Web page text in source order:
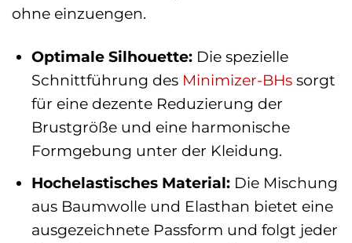
ohne einzuengen.
Optimale Silhouette:Die spezielle
Schnittführung des Minimizer-BHssorgt
für eine dezente Reduzierung der
Brustgröße und eine harmonische
Formgebung unter der Kleidung.
Hochelastisches Material:Die Mischung
aus Baumwolle und Elasthan bietet eine
ausgezeichnete Passform und folgt jeder